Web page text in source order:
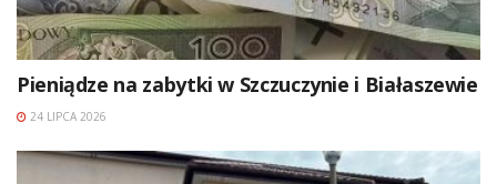
Pieniądze na zabytki w Szczuczynie i Białaszewie
24 LIPCA 2026